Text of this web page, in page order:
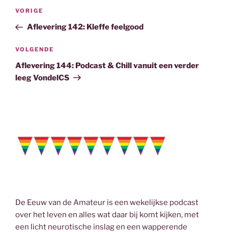
o
k
e
n
Bericht
Vorig
bericht
VORIGE
Aflevering 142: Kleffe feelgood
Volgend
bericht
VOLGENDE
Aflevering 144: Podcast & Chill vanuit een verder
leeg VondelCS
De Eeuw van de Amateur is een wekelijkse podcast
over het leven en alles wat daar bij komt kijken, met
een licht neurotische inslag en een wapperende